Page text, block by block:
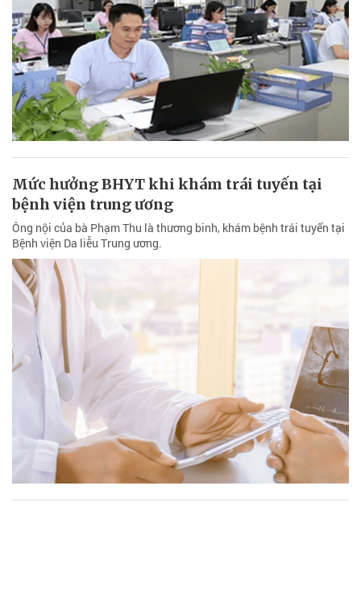
Mức hưởng BHYT khi khám trái tuyến tại
bệnh viện trung ương
Ông nội của bà Phạm Thu là thương binh, khám bệnh trái tuyến tại
Bệnh viện Da liễu Trung ương.